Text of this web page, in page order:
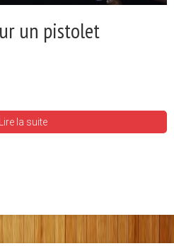
un pistolet
Lire la suite